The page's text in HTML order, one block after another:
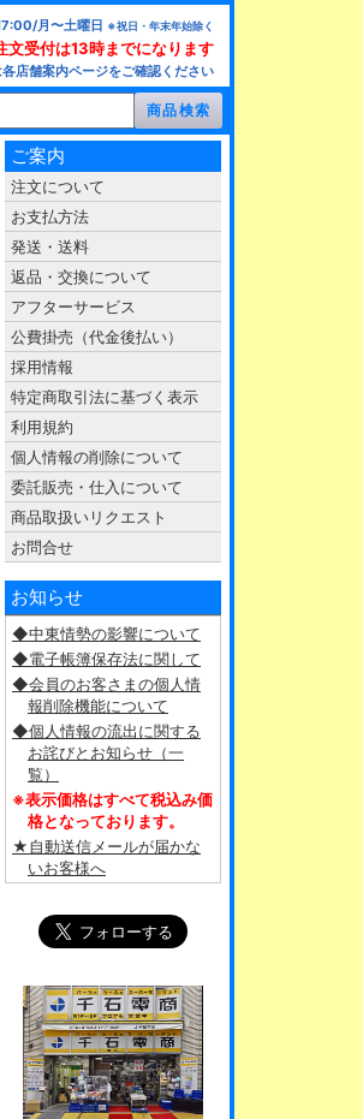
月〜土曜日 ※祝日・年末年始除く
文受付は13時までになります
店舗案内ページをご確認ください
ご案内
注文について
お支払方法
発送・送料
返品・交換について
アフターサービス
公費掛売（代金後払い）
採用情報
特定商取引法に基づく表示
利用規約
個人情報の削除について
委託販売・仕入について
商品取扱いリクエスト
お問合せ
お知らせ
◆中東情勢の影響について
◆電子帳簿保存法に関して
◆会員のお客さまの個人情
報削除機能について
◆個人情報の流出に関する
お詫びとお知らせ（一
覧）
※表示価格はすべて税込み価
格となっております。
★自動送信メールが届かな
いお客様へ